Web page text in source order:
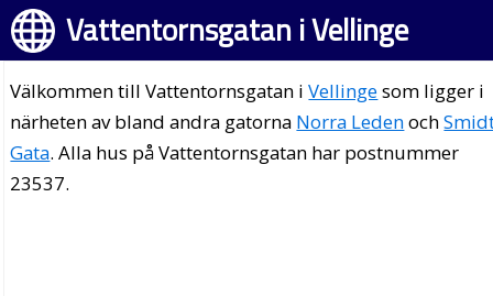
Vattentornsgatan i Vellinge
Välkommen till Vattentornsgatan iVellingesom ligger i
närheten av bland andra gatorna Norra Ledenoch
Gata. Alla hus på Vattentornsgatan har postnummer
23537.